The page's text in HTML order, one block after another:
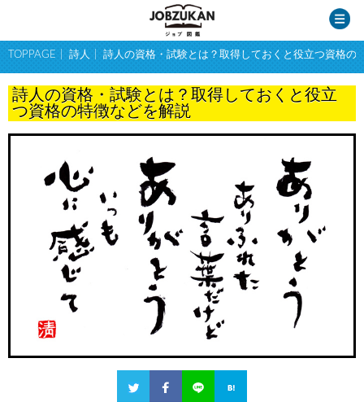
TOPPAGE 詩人 詩人の資格・試験とは？取得しておくと役立つ資格の
詩人の資格・試験とは？取得しておくと役立
つ資格の特徴などを解説